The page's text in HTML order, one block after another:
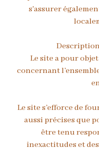
s'assurer
Le site a pour
concernant
Le site s’efforce de
aussi précises que
être tenu
inexactitudes et